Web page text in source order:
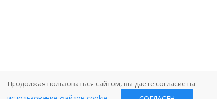
Продолжая пользоваться сайтом, вы даете согласие на